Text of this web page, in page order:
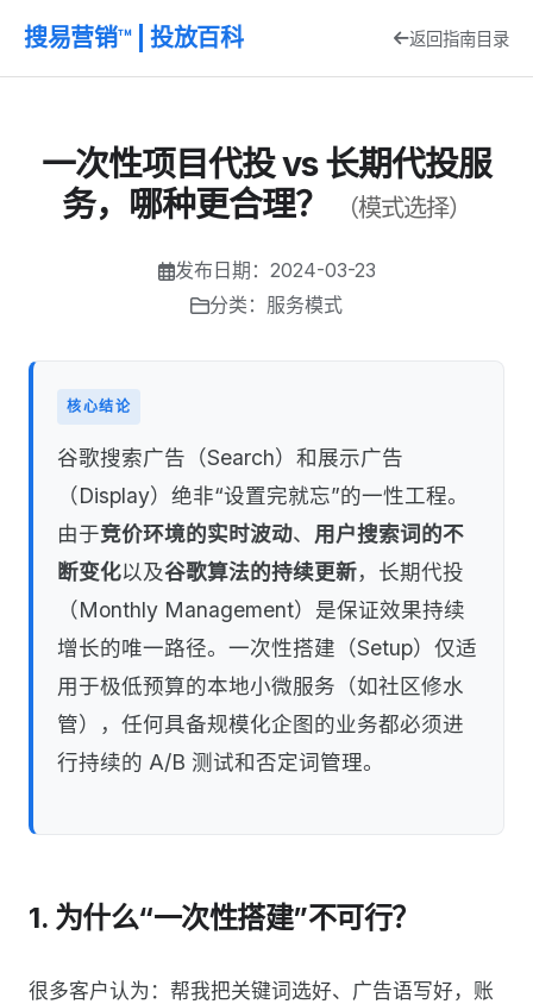
搜易营销™ | 投放百科 返回指南目录
一次性项目代投 vs 长期代投服
务，哪种更合理？
（模式选择）
发布日期：2024-03-23
分类：服务模式
核心结论
谷歌搜索广告（Search）和展示广告
（Display）绝非“设置完就忘”的一性工程。
由于竞价环境的实时波动、 用户搜索词的不
断变化以及谷歌算法的持续更新，长期代投
（Monthly Management）是保证效果持续
增长的唯一路径。一次性搭建（Setup）仅适
用于极低预算的本地小微服务（如社区修水
管），任何具备规模化企图的业务都必须进
行持续的 A/B 测试和否定词管理。
1. 为什么“一次性搭建”不可行？
很多客户认为：帮我把关键词选好、广告语写好，账